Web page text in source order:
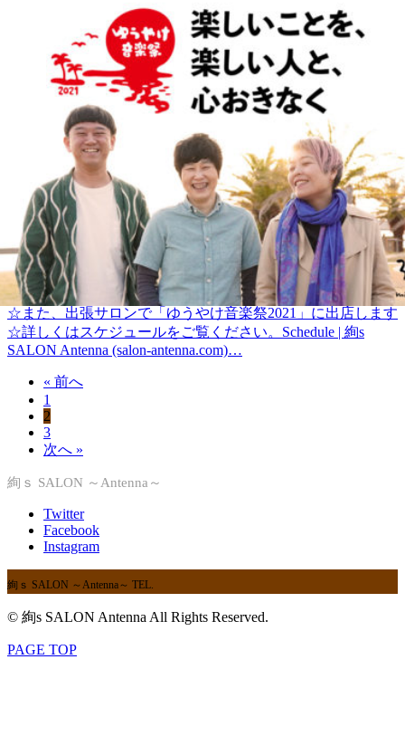
サロン「Antenna」5月までの施術可能日程をアップしました
☆また、出張サロンで「ゆうやけ音楽祭2021」に出店します
☆詳しくはスケジュールをご覧ください。Schedule | 絢s
SALON Antenna (salon-antenna.com)…
« 前へ
1
2
3
次へ »
絢ｓ SALON ～Antenna～
Twitter
Facebook
Instagram
絢ｓ SALON ～Antenna～ TEL.
© 絢s SALON Antenna All Rights Reserved.
PAGE TOP